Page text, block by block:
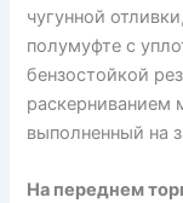
чугун­ной
полумуфте с
бензостойкой
раскерниванием
выполненный на
На переднем